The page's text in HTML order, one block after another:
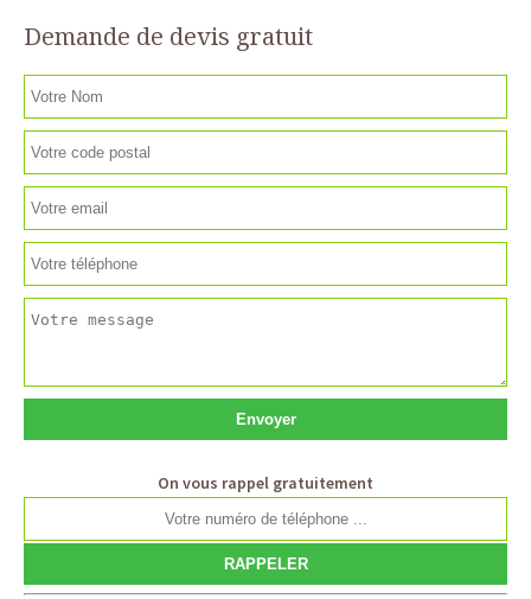
Demande de devis gratuit
On vous rappel gratuitement